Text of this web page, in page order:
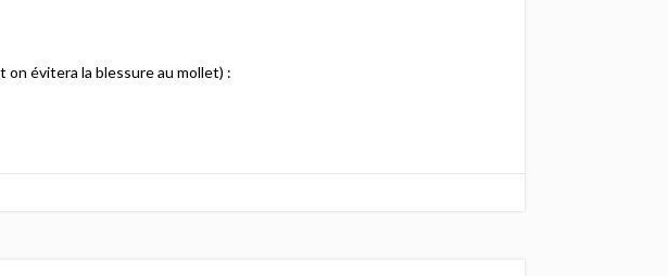
on évitera la blessure au mollet) :